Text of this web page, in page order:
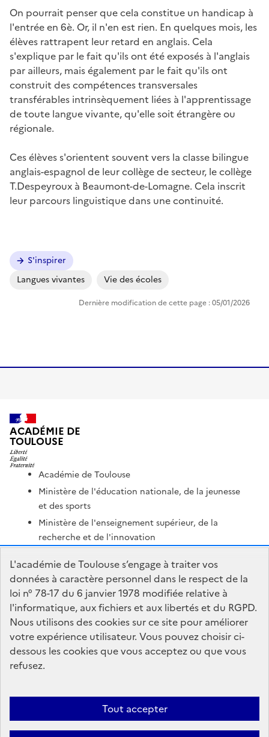
On pourrait penser que cela constitue un handicap à
l'entrée en 6è. Or, il n'en est rien. En quelques mois, les
élèves rattrapent leur retard en anglais. Cela
s'explique par le fait qu'ils ont été exposés à l'anglais
par ailleurs, mais également par le fait qu'ils ont
construit des compétences transversales
transférables intrinsèquement liées à l'apprentissage
de toute langue vivante, qu'elle soit étrangère ou
régionale.
Ces élèves s'orientent souvent vers la classe bilingue
anglais-espagnol de leur collège de secteur, le collège
T.Despeyroux à Beaumont-de-Lomagne. Cela inscrit
leur parcours linguistique dans une continuité.
S'inspirer
Langues vivantes
Vie des écoles
Dernière modification de cette page : 05/01/2026
ACADÉMIE DE
TOULOUSE
Académie de Toulouse
Ministère de l'éducation nationale, de la jeunesse
et des sports
Ministère de l'enseignement supérieur, de la
recherche et de l'innovation
Nous contacter
DSDEN du Tarn-et-Garonne
Centre administratif Forestié
436 rue Edouard Forestié
82000 Montauban
Accessibilité : non conforme Mentions Légales Connexion
L'académie de Toulouse s’engage à traiter vos
données à caractère personnel dans le respect de la
loi n° 78-17 du 6 janvier 1978 modifiée relative à
l'informatique, aux fichiers et aux libertés et du RGPD.
Nous utilisons des cookies sur ce site pour améliorer
votre expérience utilisateur. Vous pouvez choisir ci-
dessous les cookies que vous acceptez ou que vous
refusez.
Tout accepter